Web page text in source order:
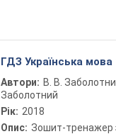
ГДЗ Українська мова
Автори: В. В.
Заболотний
Рік: 2018
Опис: Зошит-тренажер